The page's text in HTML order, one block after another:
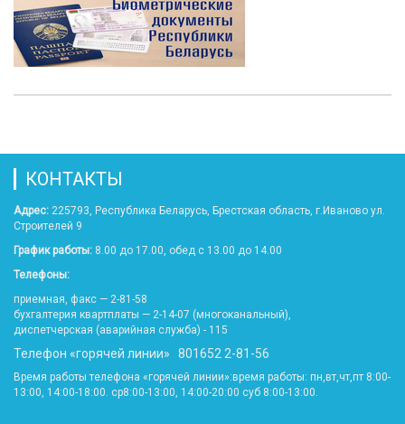
КОНТАКТЫ
Адрес: 225793, Республика Беларусь, Брестская область, г.Иваново ул.
Строителей 9
График работы: 8.00 до 17.00, обед с 13.00 до 14.00
Телефоны:
приемная, факс — 2-81-58
бухгалтерия квартплаты — 2-14-07 (многоканальный),
диспетчерская (аварийная служба) - 115
Телефон «горячей линии» 801652 2-81-56
Время работы телефона «горячей линии»:время работы: пн,вт,чт,пт 8:00-
13:00, 14:00-18:00. ср8:00-13:00, 14:00-20:00 суб 8:00-13:00.